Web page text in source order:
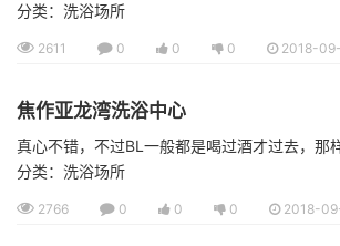
分类：洗浴场所
2611 0 0 0 2018-
焦作亚龙湾洗浴中心
真心不错，不过BL一般都是喝过酒才过去，那
分类：洗浴场所
2766 0 0 0 2018-